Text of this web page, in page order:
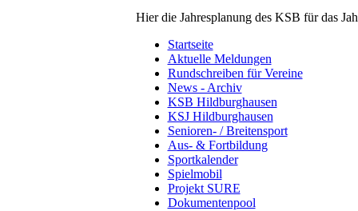
Hier die Jahresplanung des KSB für das
Startseite
Aktuelle Meldungen
Rundschreiben für Vereine
News - Archiv
KSB Hildburghausen
KSJ Hildburghausen
Senioren- / Breitensport
Aus- & Fortbildung
Sportkalender
Spielmobil
Projekt SURE
Dokumentenpool